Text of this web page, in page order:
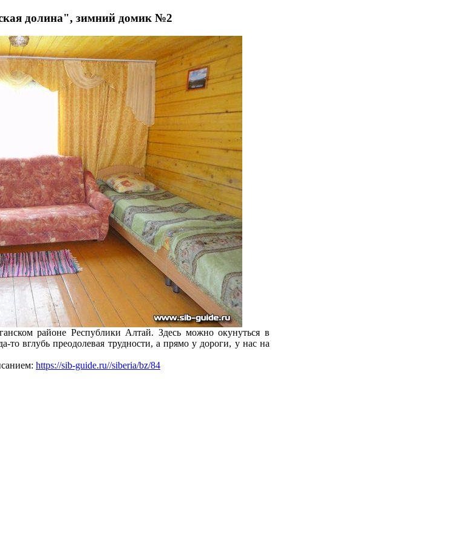
долина", зимний домик №2
районе Республики Алтай. Здесь можно окунуться в
то вглубь преодолевая трудности, а прямо у дороги, у нас на
https://sib-guide.ru//siberia/bz/84